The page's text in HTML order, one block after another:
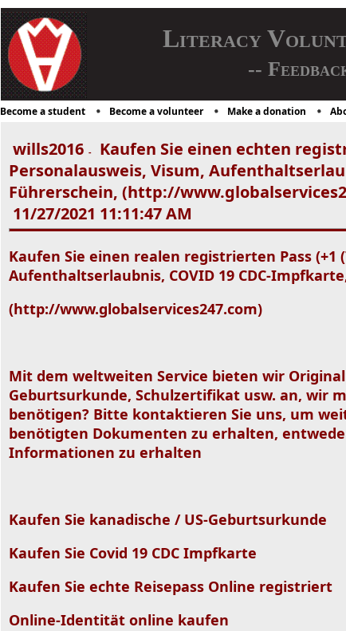
Literacy
--
Become a student Become a volunteer Make a donation
wills2016 -
Kaufen Sie einen echten
Personalausweis, Visum,
Führerschein, (http://
11/27/2021 11:11:47 AM
Kaufen Sie einen realen registrierten Pass (+1
Aufenthaltserlaubnis, COVID 19 CDC-
(http://www.globalservices247.com)
Mit dem weltweiten Service bieten wir
Geburtsurkunde, Schulzertifikat usw. an, wir
benötigen? Bitte kontaktieren Sie uns, um
benötigten Dokumenten zu erhalten,
Informationen zu erhalten
Kaufen Sie kanadische / US-Geburtsurkunde
Kaufen Sie Covid 19 CDC Impfkarte
Kaufen Sie echte Reisepass Online registriert
Online-Identität online kaufen